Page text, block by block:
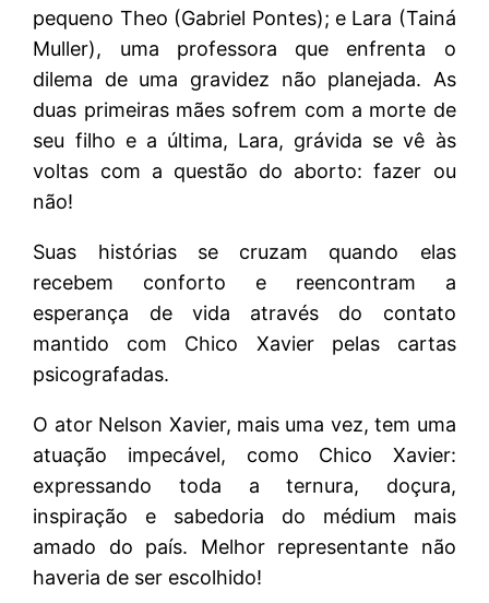
pequeno Theo (Gabriel Pontes); e Lara (Tainá
Muller), uma professora que enfrenta o
dilema de uma gravidez não planejada. As
duas primeiras mães sofrem com a morte de
seu filho e a última, Lara, grávida se vê às
voltas com a questão do aborto: fazer ou
não!
Suas histórias se cruzam quando elas
recebem conforto e reencontram a
esperança de vida através do contato
mantido com Chico Xavier pelas cartas
psicografadas.
O ator Nelson Xavier, mais uma vez, tem uma
atuação impecável, como Chico Xavier:
expressando toda a ternura, doçura,
inspiração e sabedoria do médium mais
amado do país. Melhor representante não
haveria de ser escolhido!